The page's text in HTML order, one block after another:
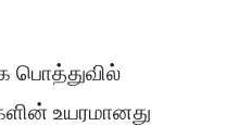
பொத்துவில்
உயரமானது